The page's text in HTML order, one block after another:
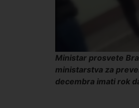
Ministar prosvete
ministarstva za
decembra imati rok